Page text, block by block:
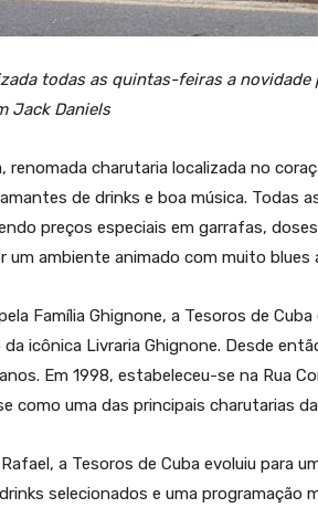
todas as quintas-feiras a
Jack Daniels
renomada charutaria localizada no
de drinks e boa música. Todas
preços especiais em garrafas,
um ambiente animado com muito blues
Família Ghignone, a Tesoros de
icônica Livraria Ghignone. Desde
Em 1998, estabeleceu-se na Rua
como uma das principais charutarias
a Tesoros de Cuba evoluiu para
selecionados e uma programação